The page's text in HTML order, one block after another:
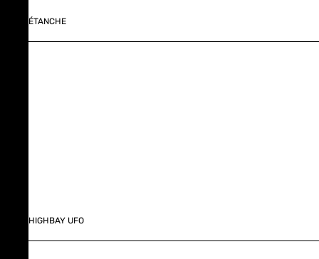
ÉTANCHE
HIGHBAY UFO